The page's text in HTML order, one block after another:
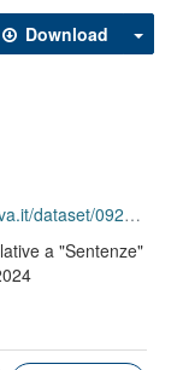
Download
download/tar-lazio-roma-sentenze-2024.csv
a "Sentenze"